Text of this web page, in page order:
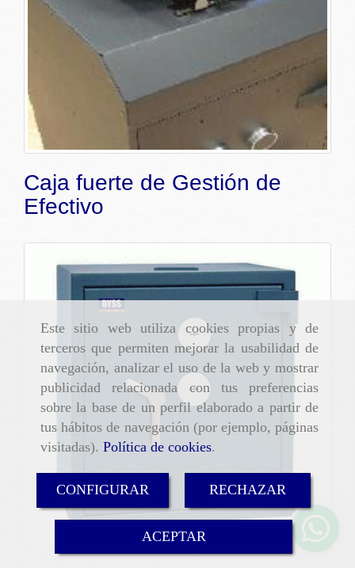
Este sitio web utiliza cookies propias y de
terceros que permiten mejorar la usabilidad de
navegación, analizar el uso de la web y mostrar
publicidad relacionada con tus preferencias
sobre la base de un perfil elaborado a partir de
tus hábitos de navegación (por ejemplo, páginas
visitadas). Política de cookies.
CONFIGURAR RECHAZAR
ACEPTAR
Caja fuerte de Gestión de
Efectivo